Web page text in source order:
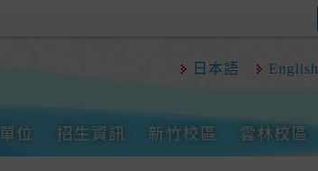
日本語 English
位 招生資訊 新竹校區 雲林校區